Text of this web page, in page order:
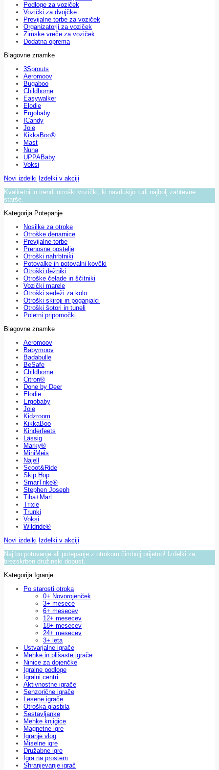
Podloge za voziček
Vozički za dvojčke
Previjalne torbe za voziček
Organizatorji za voziček
Zimske vreče za voziček
Dodatna oprema
Blagovne znamke
3Sprouts
Aeromoov
Bugaboo
Childhome
Easywalker
Elodie
Ergobaby
ICandy
Joie
KikkaBoo®
Mast
Nuna
UPPABaby
Voksi
Novi izdelki Izdelki v akciji
Kvalitetni in trendi otroški vozički, ki navdušijo tudi najbolj zahtevne
starše.
Kategorija Potepanje
Nosilke za otroke
Otroške denarnice
Previjalne torbe
Prenosne postelje
Otroški nahrbtniki
Potovalke in potovalni kovčki
Otroški dežniki
Otroške čelade in ščitniki
Vozički marele
Otroški sedeži za kolo
Otroški skiroji in poganjalci
Otroški šotori in tuneli
Poletni pripomočki
Blagovne znamke
Aeromoov
Babymoov
Badabulle
BeSafe
Childhome
Citron®
Done by Deer
Elodie
Ergobaby
Joie
Kidzroom
KikkaBoo
Kinderfeets
Lässig
Marky®
MiniMeis
Najell
Scoot&Ride
Skip Hop
SmarTrike®
Stephen Joseph
Tiba+Marl
Trixie
Trunki
Voksi
Wildride®
Novi izdelki Izdelki v akciji
Naj bo potovanje ali potepanje z otrokom čimbolj prijetno! Izdelki za
brezskrben družinski dopust.
Kategorija Igranje
Po starosti otroka
0+ Novorojenček
3+ mesece
6+ mesecev
12+ mesecev
18+ mesecev
24+ mesecev
3+ leta
Ustvarjalne igrače
Mehke in plišaste igrače
Ninice za dojenčke
Igralne podloge
Igralni centri
Aktivnostne igrače
Senzorične igrače
Lesene igrače
Otroška glasbila
Sestavljanke
Mehke knjigice
Magnetne igre
Igranje vlog
Miselne igre
Družabne igre
Igra na prostem
Shranjevanje igrač